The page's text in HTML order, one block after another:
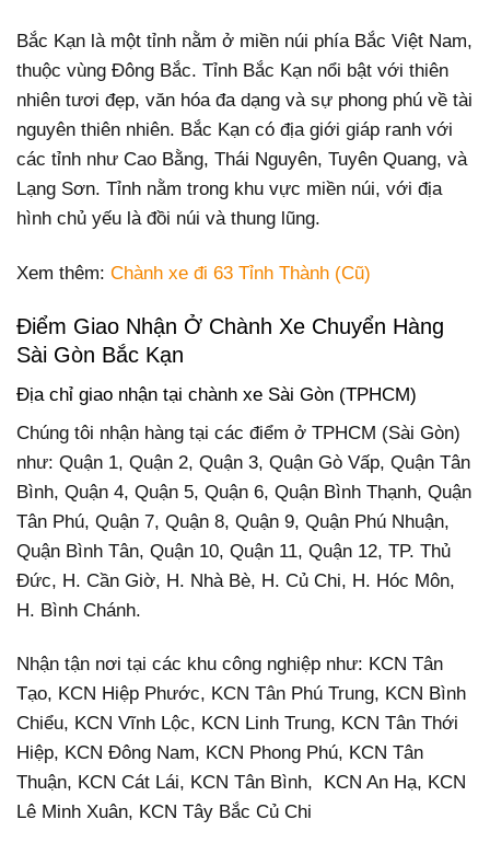
Bắc Kạn là một tỉnh nằm ở miền núi phía Bắc Việt Nam,
thuộc vùng Đông Bắc. Tỉnh Bắc Kạn nổi bật với thiên
nhiên tươi đẹp, văn hóa đa dạng và sự phong phú về tài
nguyên thiên nhiên. Bắc Kạn có địa giới giáp ranh với
các tỉnh như Cao Bằng, Thái Nguyên, Tuyên Quang, và
Lạng Sơn. Tỉnh nằm trong khu vực miền núi, với địa
hình chủ yếu là đồi núi và thung lũng.
Xem thêm: Chành xe đi 63 Tỉnh Thành (Cũ)
Điểm Giao Nhận Ở Chành Xe Chuyển Hàng
Sài Gòn Bắc Kạn
Địa chỉ giao nhận tại chành xe Sài Gòn (TPHCM)
Chúng tôi nhận hàng tại các điểm ở TPHCM (Sài Gòn)
như: Quận 1, Quận 2, Quận 3, Quận Gò Vấp, Quận Tân
Bình, Quận 4, Quận 5, Quận 6, Quận Bình Thạnh, Quận
Tân Phú, Quận 7, Quận 8, Quận 9, Quận Phú Nhuận,
Quận Bình Tân, Quận 10, Quận 11, Quận 12, TP. Thủ
Đức, H. Cần Giờ, H. Nhà Bè, H. Củ Chi, H. Hóc Môn,
H. Bình Chánh.
Nhận tận nơi tại các khu công nghiệp như: KCN Tân
Tạo, KCN Hiệp Phước, KCN Tân Phú Trung, KCN Bình
Chiểu, KCN Vĩnh Lộc, KCN Linh Trung, KCN Tân Thới
Hiệp, KCN Đông Nam, KCN Phong Phú, KCN Tân
Thuận, KCN Cát Lái, KCN Tân Bình, KCN An Hạ, KCN
Lê Minh Xuân, KCN Tây Bắc Củ Chi